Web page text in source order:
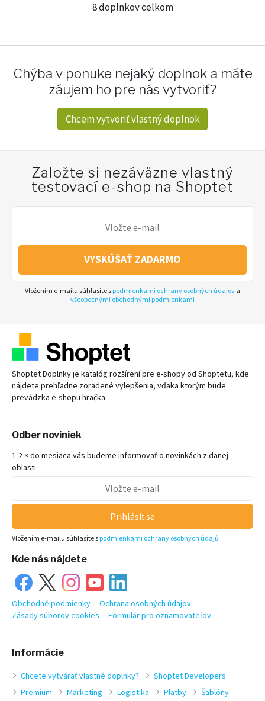
8 doplnkov celkom
Chýba v ponuke nejaký doplnok a máte
záujem ho pre nás vytvoriť?
Chcem vytvoriť vlastný doplnok
Založte si nezáväzne vlastný
testovací e-shop na Shoptet
VYSKÚŠAŤ ZADARMO
Vložením e-mailu súhlasíte s podmienkami ochrany osobných údajov a
všeobecnými obchodnými podmienkami
Shoptet Doplnky je katalóg rozšírení pre e-shopyod Shoptetu, kde
nájdete prehľadne zoradené vylepšenia, vďaka ktorým bude
prevádzka e-shopu hračka.
Informácie
Chcete vytvárať vlastné doplnky?
Shoptet Developers
Premium
Marketing Logistika Platby Šablóny
Odber noviniek
1-2 × do mesiaca vás budeme informovať o novinkách z danej
oblasti
Prihlásiť sa
Vložením e-mailu súhlasíte s podmienkami ochrany osobných údajů
Kde nás nájdete
Obchodné podmienky
Ochrana osobných údajov
Zásady súborov cookies
Formulár pro oznamovateľov